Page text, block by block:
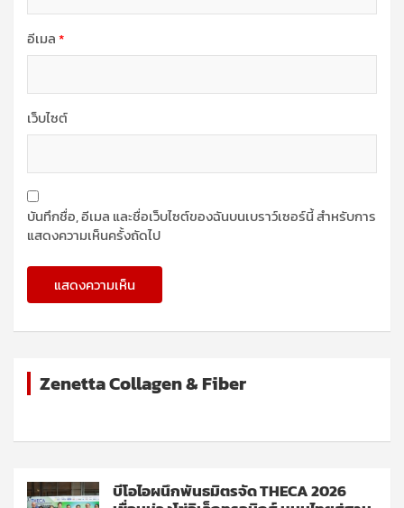
อีเมล*
เว็บไซต์
บันทึกชื่อ, อีเมล และชื่อเว็บไซต์ของฉันบนเบราว์เซอร์นี้ สำหรับการ
แสดงความเห็นครั้งถัดไป
Zenetta Collagen & Fiber
บีโอไอผนึกพันธมิตรจัด THECA 2026